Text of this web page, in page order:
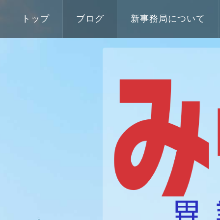
トップ ブログ 新事務局について